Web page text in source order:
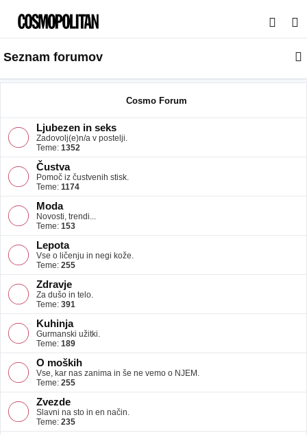
s
a
Seznam forumov
Cosmo Forum
Ljubezen in seks
Zadovolj(e)n/a v postelji.
Teme: 1352
Čustva
Pomoč iz čustvenih stisk.
Teme: 1174
Moda
Novosti, trendi...
Teme: 153
Lepota
Vse o ličenju in negi kože.
Teme: 255
Zdravje
Za dušo in telo.
Teme: 391
Kuhinja
Gurmanski užitki.
Teme: 189
O moških
Vse, kar nas zanima in še ne vemo o NJEM.
Teme: 255
Zvezde
Slavni na sto in en način.
Teme: 235